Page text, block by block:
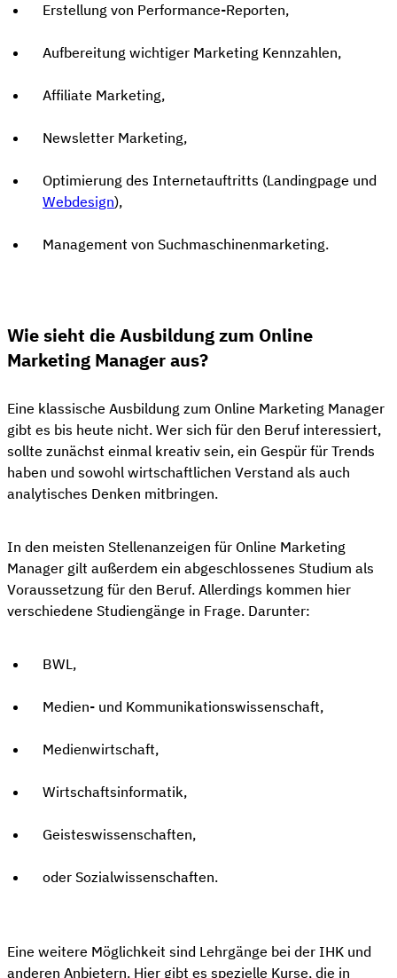
Erstellung von Performance-Reporten,
Aufbereitung wichtiger Marketing Kennzahlen,
Affiliate Marketing,
Newsletter Marketing,
Optimierung des Internetauftritts (Landingpage und
Webdesign),
Management von Suchmaschinenmarketing.
Wie sieht die Ausbildung zum Online
Marketing Manager aus?
Eine klassische Ausbildung zum Online Marketing Manager
gibt es bis heute nicht. Wer sich für den Beruf interessiert,
sollte zunächst einmal kreativ sein, ein Gespür für Trends
haben und sowohl wirtschaftlichen Verstand als auch
analytisches Denken mitbringen.
In den meisten Stellenanzeigen für Online Marketing
Manager gilt außerdem ein abgeschlossenes Studium als
Voraussetzung für den Beruf. Allerdings kommen hier
verschiedene Studiengänge in Frage. Darunter:
BWL,
Medien- und Kommunikationswissenschaft,
Medienwirtschaft,
Wirtschaftsinformatik,
Geisteswissenschaften,
oder Sozialwissenschaften.
Eine weitere Möglichkeit sind Lehrgänge bei der IHK und
anderen Anbietern. Hier gibt es spezielle Kurse, die in